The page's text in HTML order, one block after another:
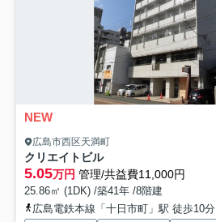
NEW
広島市西区天満町
クリエイトビル
5.05万円 管理/共益費11,000円
25.86㎡ (1DK) /築41年 /8階建
広島電鉄本線「十日市町」駅 徒歩10分